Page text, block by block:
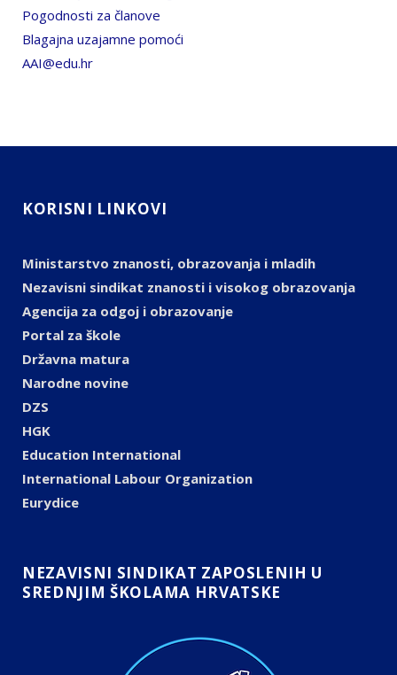
Pogodnosti za članove
Blagajna uzajamne pomoći
AAI@edu.hr
KORISNI LINKOVI
Ministarstvo znanosti, obrazovanja i mladih
Nezavisni sindikat znanosti i visokog obrazovanja
Agencija za odgoj i obrazovanje
Portal za škole
Državna matura
Narodne novine
DZS
HGK
Education International
International Labour Organization
Eurydice
NEZAVISNI SINDIKAT ZAPOSLENIH U
SREDNJIM ŠKOLAMA HRVATSKE